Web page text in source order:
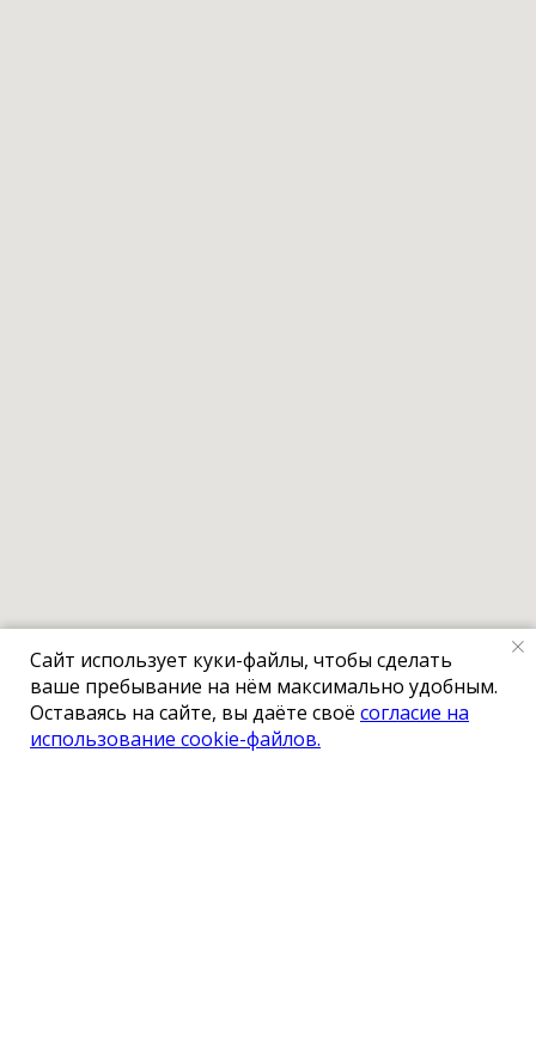
Сайт использует куки-файлы, чтобы сделать
ваше пребывание на нём максимально удобным.
Оставаясь на сайте, вы даёте своё согласие на
использование cookie-файлов.